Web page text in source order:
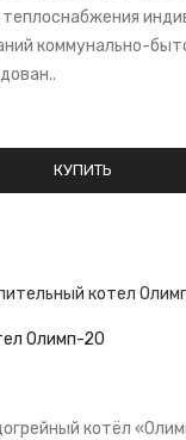
коммунально-
КУПИТЬ
Олимп-20
котёл